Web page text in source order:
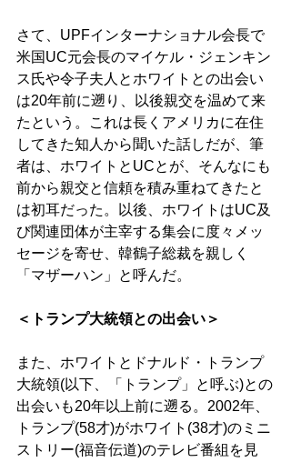
さて、UPFインターナショナル会長で
米国UC元会長のマイケル・ジェンキン
ス氏や令子夫人とホワイトとの出会い
は20年前に遡り、以後親交を温めて来
たという。これは長くアメリカに在住
してきた知人から聞いた話しだが、筆
者は、ホワイトとUCとが、そんなにも
前から親交と信頼を積み重ねてきたと
は初耳だった。以後、ホワイトはUC及
び関連団体が主宰する集会に度々メッ
セージを寄せ、韓鶴子総裁を親しく
「マザーハン」と呼んだ。
＜トランプ大統領との出会い＞
また、ホワイトとドナルド・トランプ
大統領(以下、「トランプ」と呼ぶ)との
出会いも20年以上前に遡る。2002年、
トランプ(58才)がホワイト(38才)のミニ
ストリー(福音伝道)のテレビ番組を見